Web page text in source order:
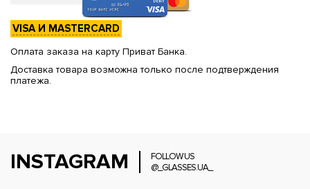
VISA И MASTERCARD
Оплата заказа на карту Приват Банка.
Доставка товара возможна только после подтверждения
платежа.
INSTAGRAM
FOLLOW US
@_GLASSES.UA_